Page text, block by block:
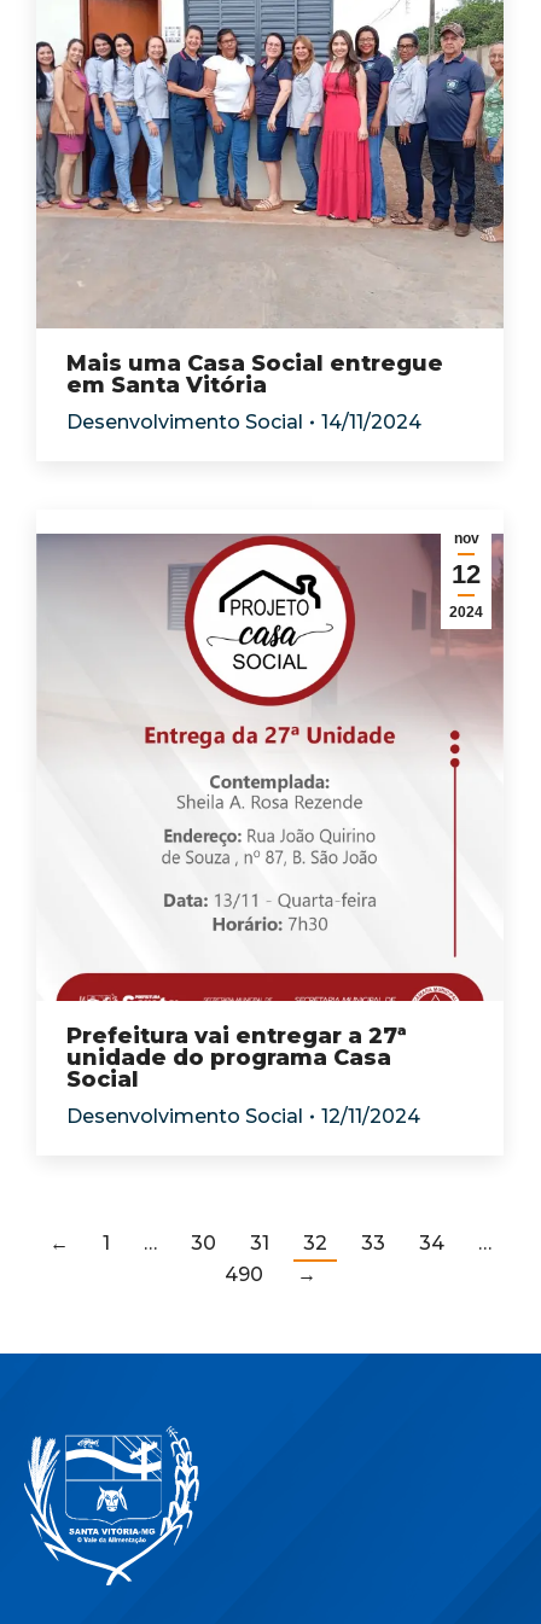
Mais uma Casa Social entregue
em Santa Vitória
Desenvolvimento Social 14/11/2024
nov
12
2024
Prefeitura vai entregar a 27ª
unidade do programa Casa
Social
Desenvolvimento Social 12/11/2024
← 1 … 30 31 32 33 34
…
490
→